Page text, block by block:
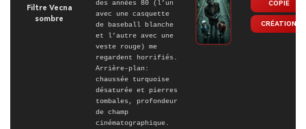
Filtre Vecna
sombre
des années 80 (l’un
avec une casquette
de baseball blanche
et l’autre avec une
veste rouge) me
regardent horrifiés.
Arrière-plan:
chaussée turquoise
désaturée et pierres
tombales, profondeur
de champ
cinématographique.
COPIE
CRÉATION